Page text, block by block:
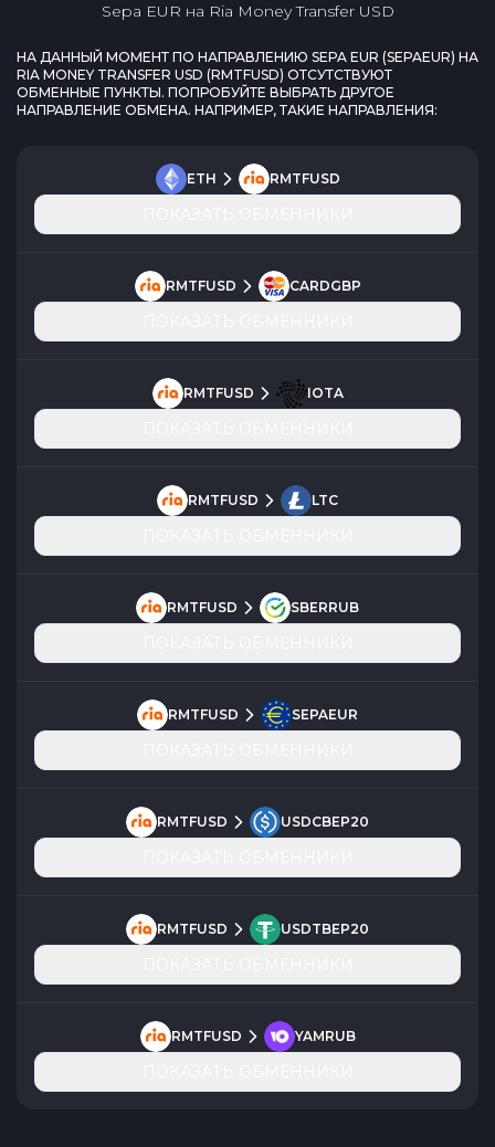
Sepa EUR на Ria Money Transfer USD
НА ДАННЫЙ МОМЕНТ ПО НАПРАВЛЕНИЮ SEPA EUR (SEPAEUR) НА
RIA MONEY TRANSFER USD (RMTFUSD) ОТСУТСТВУЮТ
ОБМЕННЫЕ ПУНКТЫ. ПОПРОБУЙТЕ ВЫБРАТЬ ДРУГОЕ
НАПРАВЛЕНИЕ ОБМЕНА. НАПРИМЕР, ТАКИЕ НАПРАВЛЕНИЯ:
ETH RMTFUSD
RMTFUSD CARDGBP
RMTFUSD IOTA
RMTFUSD LTC
RMTFUSD SBERRUB
RMTFUSD SEPAEUR
RMTFUSD USDCBEP20
RMTFUSD USDTBEP20
RMTFUSD YAMRUB